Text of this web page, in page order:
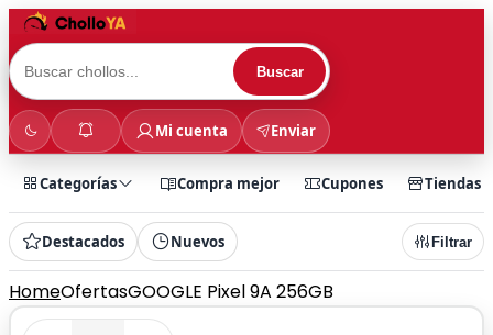
Buscar
Mi cuenta Enviar
Categorías Compra mejor Cupones Tiendas
Destacados Nuevos Filtrar
HomeOfertasGOOGLE Pixel 9A 256GB